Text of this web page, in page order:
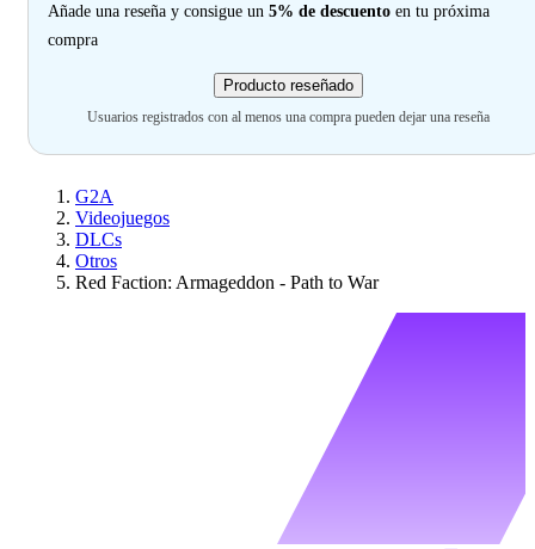
Añade una reseña y consigue un 5% de descuento en tu próxima
compra
Producto reseñado
Usuarios registrados con al menos una compra pueden dejar una reseña
G2A
Videojuegos
DLCs
Otros
Red Faction: Armageddon - Path to War